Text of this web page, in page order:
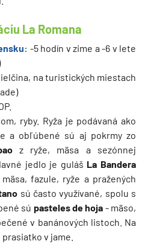
La Romana
-5 hodín v zime a -6 v lete
na turistických miestach
ryby. Ryža je podávaná ako
a obľúbené sú aj pokrmy zo
z ryže, mäsa a sezónnej
jedlo je guláš La Bandera
fazule, ryže a pražených
sú často využívané, spolu s
sú pasteles de hoja - mäso,
v banánových listoch. Na
v jame.